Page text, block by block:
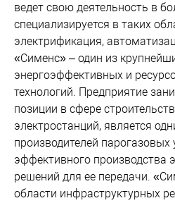
ведет свою деятельность в
специализируется в таких
электрификация,
«Сименс» – один из
энергоэффективных и
технологий. Предприятие
позиции в сфере
электростанций, является
производителей парогазовых
эффективного производства
решений для ее передачи.
области инфраструктурных